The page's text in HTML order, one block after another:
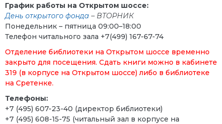
График работы на Открытом шоссе:
День открытого фонда – ВТОРНИК
Понедельник – пятница 09:00–18:00
Телефон читального зала +7(499) 167-67-74
Отделение библиотеки на Открытом шоссе временно
закрыто для посещения. Сдать книги можно в кабинете
319 (в корпусе на Открытом шоссе) либо в библиотеке
на Сретенке.
Телефоны:
+7 (495) 607-23-40 (директор библиотеки)
+7 (495) 608-15-75 (читальный зал в корпусе на